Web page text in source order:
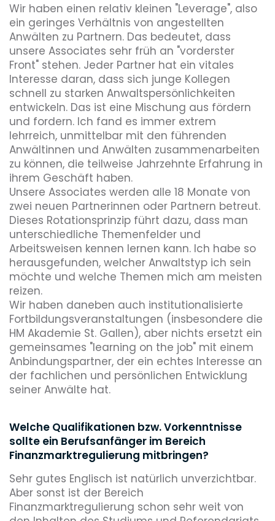
Wir haben einen relativ kleinen "Leverage", also
ein geringes Verhältnis von angestellten
Anwälten zu Partnern. Das bedeutet, dass
unsere Associates sehr früh an "vorderster
Front" stehen. Jeder Partner hat ein vitales
Interesse daran, dass sich junge Kollegen
schnell zu starken Anwaltspersönlichkeiten
entwickeln. Das ist eine Mischung aus fördern
und fordern. Ich fand es immer extrem
lehrreich, unmittelbar mit den führenden
Anwältinnen und Anwälten zusammenarbeiten
zu können, die teilweise Jahrzehnte Erfahrung in
ihrem Geschäft haben.
Unsere Associates werden alle 18 Monate von
zwei neuen Partnerinnen oder Partnern betreut.
Dieses Rotationsprinzip führt dazu, dass man
unterschiedliche Themenfelder und
Arbeitsweisen kennen lernen kann. Ich habe so
herausgefunden, welcher Anwaltstyp ich sein
möchte und welche Themen mich am meisten
reizen.
Wir haben daneben auch institutionalisierte
Fortbildungsveranstaltungen (insbesondere die
HM Akademie St. Gallen), aber nichts ersetzt ein
gemeinsames "learning on the job" mit einem
Anbindungspartner, der ein echtes Interesse an
der fachlichen und persönlichen Entwicklung
seiner Anwälte hat.
Welche Qualifikationen bzw. Vorkenntnisse
sollte ein Berufsanfänger im Bereich
Finanzmarktregulierung mitbringen?
Sehr gutes Englisch ist natürlich unverzichtbar.
Aber sonst ist der Bereich
Finanzmarktregulierung schon sehr weit von